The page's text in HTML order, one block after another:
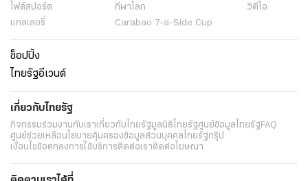
ไฟต์สปอร์ต
กีฬาโลก
วิดีโอ
แกลเลอรี่
Carabao 7-a-Side Cup
ช็อปปิ้ง
ไทยรัฐอีเวนต์
เกี่ยวกับไทยรัฐ
กิจกรรมร่วมงานกับเราเกี่ยวกับไทยรัฐมูลนิธิไทยรัฐศูนย์ข้อมูลไทยรัฐFAQ
ศูนย์ช่วยเหลือนโยบายคุ้มครองข้อมูลส่วนบุคคลไทยรัฐกรุ๊ป
เงื่อนไขข้อตกลงการใช้บริการติดต่อเราติดต่อโฆษณา